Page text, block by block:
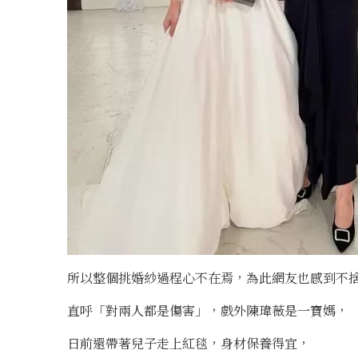
所以整個挑婚紗過程心不在焉，為此網友也感到不
直呼「對兩人都是傷害」，戲外陳瑋薇是一寶媽，
日前還帶著兒子走上紅毯，身材保養得宜，